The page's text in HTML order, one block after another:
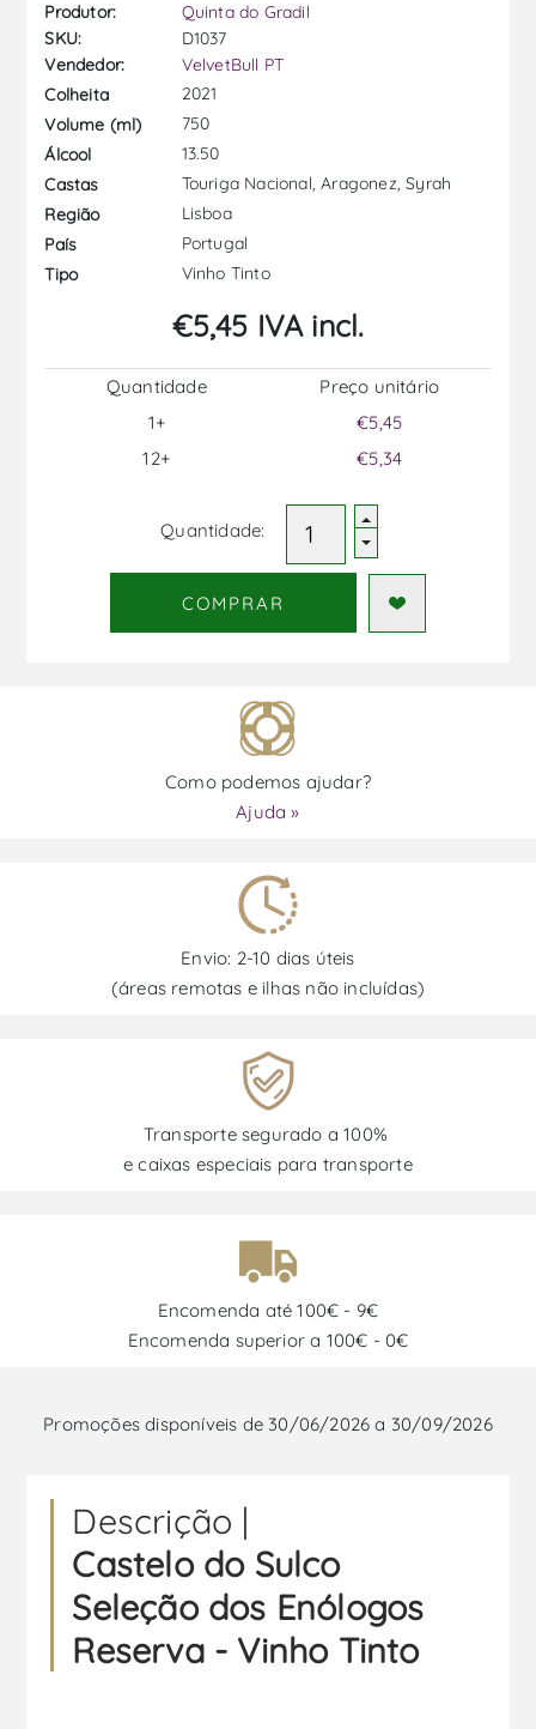
Produtor:
Quinta do Gradil
SKU:
D1037
Vendedor:
VelvetBull PT
Colheita
2021
Volume (ml)
750
Álcool
13.50
Castas
Touriga Nacional, Aragonez, Syrah
Região
Lisboa
País
Portugal
Tipo
Vinho Tinto
€5,45 IVA incl.
Quantidade
1+
12+
Preço unitário
€5,45
€5,34
Quantidade:
COMPRAR
Como podemos ajudar?
Ajuda »
Envio: 2-10 dias úteis
(áreas remotas e ilhas não incluídas)
Transporte segurado a 100%
e caixas especiais para transporte
Encomenda até 100€ - 9€
Encomenda superior a 100€ - 0€
Promoções disponíveis de 30/06/2026 a 30/09/2026
Descrição |
Castelo do Sulco
Seleção dos Enólogos
Reserva - Vinho Tinto